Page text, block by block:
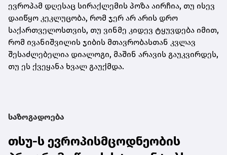
ევროპამ დღესაც სირაქლემის პოზა აირჩია, თუ ისევ
დაიწყო კეკლუცობა, რომ ჯერ არ არის დრო
საქართველოსთვის, თუ ვინმე კიდევ ტყუვდება იმით,
რომ ივანიშვილის ჯიბის მთავრობასთან კვლავ
შესაძლებელია დიალოგი, მაშინ არავის გაუკვირდეს,
თუ ეს ქვეყანა ხვალ გაუქმდა.
საზოგადოება
თსუ-ს ევროპისმცოდნეობის